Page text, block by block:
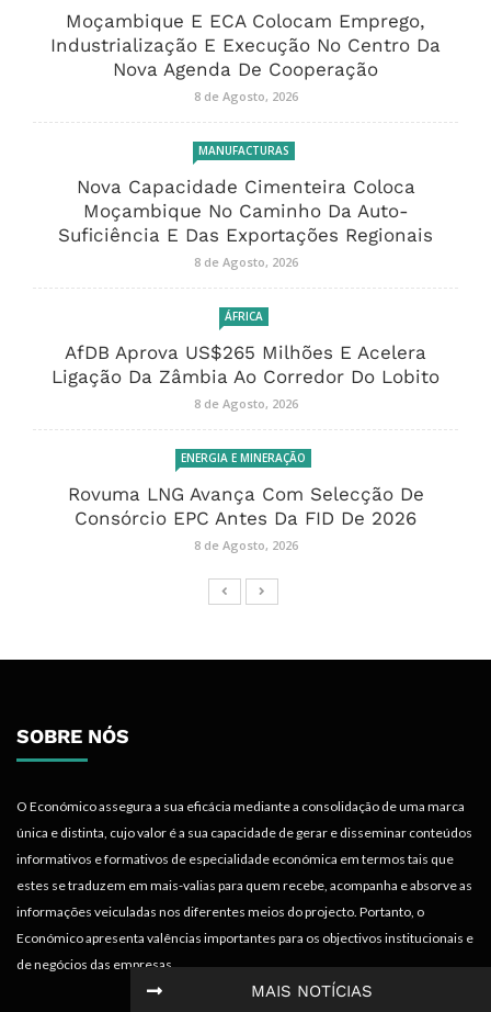
MAIS NOTÍCIAS
Moçambique E ECA Colocam Emprego,
Industrialização E Execução No Centro Da
Nova Agenda De Cooperação
8 de Agosto, 2026
MANUFACTURAS
Nova Capacidade Cimenteira Coloca
Moçambique No Caminho Da Auto-
Suficiência E Das Exportações Regionais
8 de Agosto, 2026
ÁFRICA
AfDB Aprova US$265 Milhões E Acelera
Ligação Da Zâmbia Ao Corredor Do Lobito
8 de Agosto, 2026
ENERGIA E MINERAÇÃO
Rovuma LNG Avança Com Selecção De
Consórcio EPC Antes Da FID De 2026
8 de Agosto, 2026
SOBRE NÓS
O Económico assegura a sua eficácia mediante a consolidação de uma marca
única e distinta, cujo valor é a sua capacidade de gerar e disseminar conteúdos
informativos e formativos de especialidade económica em termos tais que
estes se traduzem em mais-valias para quem recebe, acompanha e absorve as
informações veiculadas nos diferentes meios do projecto. Portanto, o
Económico apresenta valências importantes para os objectivos institucionais e
de negócios das empresas.